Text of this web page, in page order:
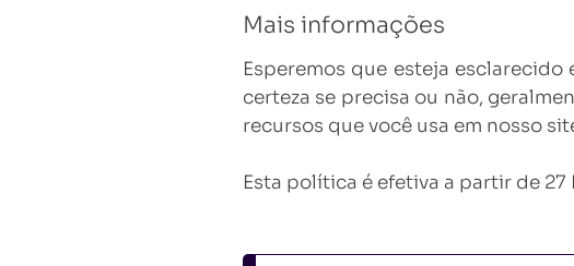
Mais informações
Esperemos que esteja
certeza se precisa ou não,
recursos que você usa em nosso
Esta política é efetiva a partir de 27